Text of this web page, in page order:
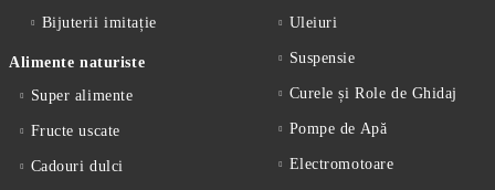
Bijuterii imitație
Alimente naturiste
Super alimente
Fructe uscate
Cadouri dulci
Uleiuri
Suspensie
Curele și Role de Ghidaj
Pompe de Apă
Electromotoare